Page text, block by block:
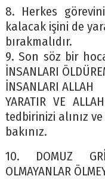
8. Herkes
kalacak işini de
bırakmalıdır.
9. Son söz bir
İNSANLARI
İNSANLARI ALLAH
YARATIR VE
tedbirinizi alınız
bakınız.
10. DOMUZ
OLMAYANLAR